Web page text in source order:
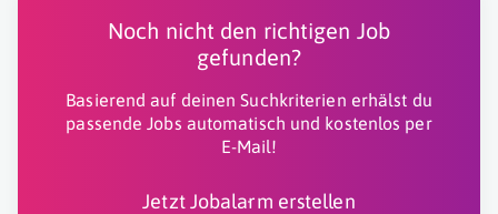
Noch nicht den richtigen Job
gefunden?
Basierend auf deinen Suchkriterien erhälst du
passende Jobs automatisch und kostenlos per
E-Mail!
Jetzt Jobalarm erstellen